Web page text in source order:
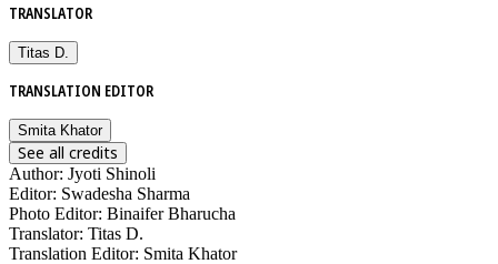
TRANSLATOR
Titas D.
TRANSLATION EDITOR
Smita Khator
See all credits
Author: Jyoti Shinoli
Editor: Swadesha Sharma
Photo Editor: Binaifer Bharucha
Translator: Titas D.
Translation Editor: Smita Khator